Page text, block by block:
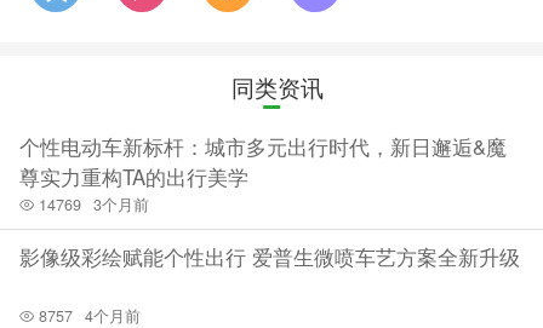
同类资讯
个性电动车新标杆：城市多元出行时代，新日邂逅&魔
尊实力重构TA的出行美学
14769 3个月前
影像级彩绘赋能个性出行 爱普生微喷车艺方案全新升级
8757 4个月前